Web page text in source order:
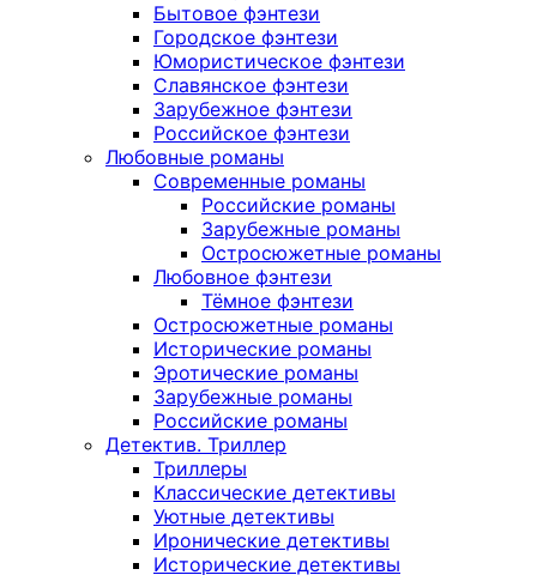
Бытовое фэнтези
Городское фэнтези
Юмористическое фэнтези
Славянское фэнтези
Зарубежное фэнтези
Российское фэнтези
Любовные романы
Современные романы
Российские романы
Зарубежные романы
Остросюжетные романы
Любовное фэнтези
Тёмное фэнтези
Остросюжетные романы
Исторические романы
Эротические романы
Зарубежные романы
Российские романы
Детектив. Триллер
Триллеры
Классические детективы
Уютные детективы
Иронические детективы
Исторические детективы